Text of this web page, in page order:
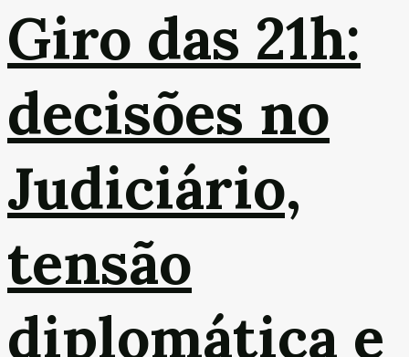
Giro das 21h:
decisões no
Judiciário,
tensão
diplomática e